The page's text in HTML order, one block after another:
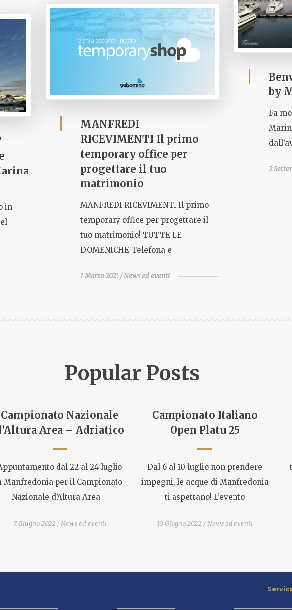
by
Fa
2
MANFREDI
RICEVIMENTI Il primo
temporary office per
progettare il tuo
matrimonio
MANFREDI RICEVIMENTI Il primo
temporary office per progettare il
tuo matrimonio! TUTTE LE
DOMENICHE Telefona e
1 Marzo 2021 News ed eventi
in
Popular Posts
Campionato Nazionale
Area – Adriatico
dal 22 al 24 luglio
Manfredonia per il Campionato
Nazionale d’Altura Area –
7 Giugno 2022 News ed eventi
Campionato Italiano
Open Platu 25
Dal 6 al 10 luglio non prendere
impegni, le acque di Manfredonia
ti aspettano! L’evento
10 Giugno 2022 News ed eventi